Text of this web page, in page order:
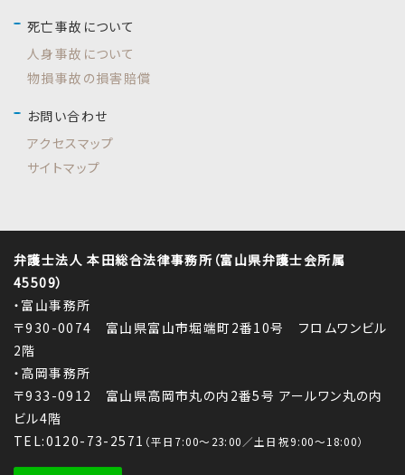
死亡事故について
人身事故について
物損事故の損害賠償
お問い合わせ
アクセスマップ
サイトマップ
弁護士法人 本田総合法律事務所（富山県弁護士会所属
45509）
・富山事務所
〒930-0074 富山県富山市堀端町2番10号 フロムワンビル
2階
・高岡事務所
〒933-0912 富山県高岡市丸の内2番5号 アールワン丸の内
ビル4階
TEL:0120-73-2571 （平日7:00～23:00／土日祝9:00～18:00）